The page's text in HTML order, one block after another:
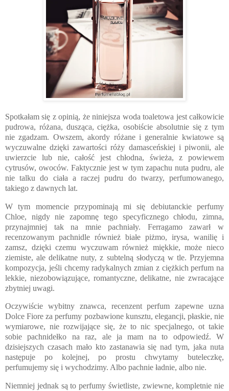
Spotkałam się z opinią, że niniejsza woda toaletowa jest całkowicie
pudrowa, różana, dusząca, ciężka, osobiście absolutnie się z tym
nie zgadzam. Owszem, akordy różane i generalnie kwiatowe są
wyczuwalne dzięki zawartości róży damasceńskiej i piwonii, ale
uwierzcie lub nie, całość jest chłodna, świeża, z powiewem
cytrusów, owoców. Faktycznie jest w tym zapachu nuta pudru, ale
nie talku do ciała a raczej pudru do twarzy, perfumowanego,
takiego z dawnych lat.
W tym momencie przypominają mi się debiutanckie perfumy
Chloe, nigdy nie zapomnę tego specyficznego chłodu, zimna,
przynajmniej tak na mnie pachniały. Ferragamo zawarł w
recenzowanym pachnidle również białe piżmo, irysa, wanilię i
zamsz, dzięki czemu wyczuwam również miękkie, może nieco
ziemiste, ale delikatne nuty, z subtelną słodyczą w tle. Przyjemna
kompozycja, jeśli chcemy radykalnych zmian z ciężkich perfum na
lekkie, niezobowiązujące, romantyczne, delikatne, nie zwracające
zbytniej uwagi.
Oczywiście wybitny znawca, recenzent perfum zapewne uzna
Dolce Fiore za perfumy pozbawione kunsztu, elegancji, płaskie, nie
wymiarowe, nie rozwijające się, że to nic specjalnego, ot takie
sobie pachnidełko na raz, ale ja mam na to odpowiedź. W
dzisiejszych czasach mało kto zastanawia się nad tym, jaka nuta
następuje po kolejnej, po prostu chwytamy buteleczkę,
perfumujemy się i wychodzimy. Albo pachnie ładnie, albo nie.
Niemniej jednak są to perfumy świetliste, zwiewne, kompletnie nie